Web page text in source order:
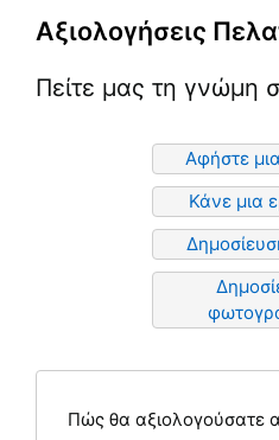
Αξιολογήσεις
Πείτε μας τη γνώμη
Αφήστε
Κάνε μια
Πώς θα αξιολογούσατε